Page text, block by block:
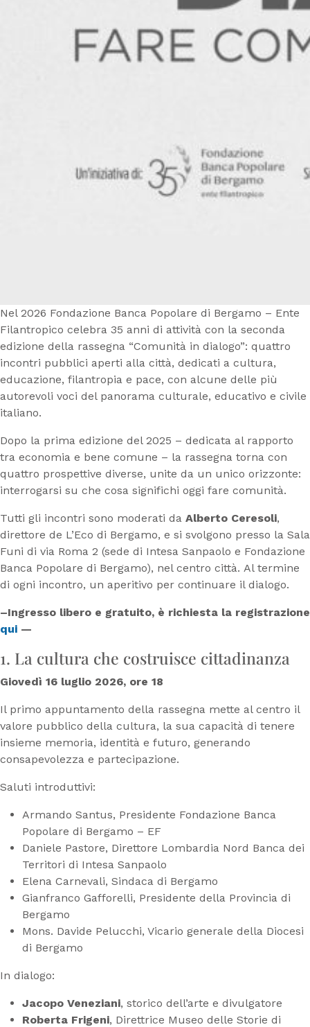
Nel 2026 Fondazione Banca Popolare di Bergamo – Ente
Filantropico celebra 35 anni di attività con la seconda
edizione della rassegna “Comunità in dialogo”: quattro
incontri pubblici aperti alla città, dedicati a cultura,
educazione, filantropia e pace, con alcune delle più
autorevoli voci del panorama culturale, educativo e civile
italiano.
Dopo la prima edizione del 2025 – dedicata al rapporto
tra economia e bene comune – la rassegna torna con
quattro prospettive diverse, unite da un unico orizzonte:
interrogarsi su che cosa significhi oggi fare comunità.
Tutti gli incontri sono moderati da Alberto Ceresoli,
direttore de L’Eco di Bergamo, e si svolgono presso la Sala
Funi di via Roma 2 (sede di Intesa Sanpaolo e Fondazione
Banca Popolare di Bergamo), nel centro città. Al termine
di ogni incontro, un aperitivo per continuare il dialogo.
–Ingresso libero e gratuito, è richiesta la registrazione
qui —
1. La cultura che costruisce cittadinanza
Giovedì 16 luglio 2026, ore 18
Il primo appuntamento della rassegna mette al centro il
valore pubblico della cultura, la sua capacità di tenere
insieme memoria, identità e futuro, generando
consapevolezza e partecipazione.
Saluti introduttivi:
Armando Santus, Presidente Fondazione Banca
Popolare di Bergamo – EF
Daniele Pastore, Direttore Lombardia Nord Banca dei
Territori di Intesa Sanpaolo
Elena Carnevali, Sindaca di Bergamo
Gianfranco Gafforelli, Presidente della Provincia di
Bergamo
Mons. Davide Pelucchi, Vicario generale della Diocesi
di Bergamo
In dialogo:
Jacopo Veneziani, storico dell’arte e divulgatore
Roberta Frigeni, Direttrice Museo delle Storie di